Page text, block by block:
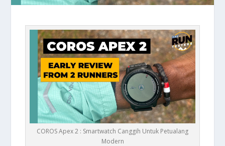
COROS Apex 2 : Smartwatch Canggih Untuk Petualang
Modern